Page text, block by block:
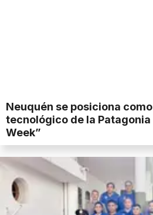
Neuquén se posiciona
tecnológico de la Patagonia
Week”